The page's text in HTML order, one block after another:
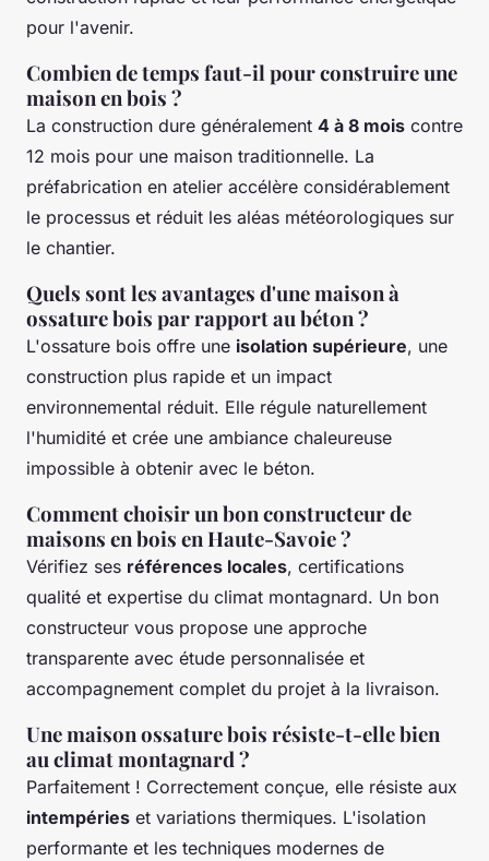
pour l'avenir.
Combien de temps faut-il pour construire une
maison en bois ?
La construction dure généralement 4 à 8 mois contre
12 mois pour une maison traditionnelle. La
préfabrication en atelier accélère considérablement
le processus et réduit les aléas météorologiques sur
le chantier.
Quels sont les avantages d'une maison à
ossature bois par rapport au béton ?
L'ossature bois offre une isolation supérieure, une
construction plus rapide et un impact
environnemental réduit. Elle régule naturellement
l'humidité et crée une ambiance chaleureuse
impossible à obtenir avec le béton.
Comment choisir un bon constructeur de
maisons en bois en Haute-Savoie ?
Vérifiez ses références locales, certifications
qualité et expertise du climat montagnard. Un bon
constructeur vous propose une approche
transparente avec étude personnalisée et
accompagnement complet du projet à la livraison.
Une maison ossature bois résiste-t-elle bien
au climat montagnard ?
Parfaitement ! Correctement conçue, elle résiste aux
intempéries et variations thermiques. L'isolation
performante et les techniques modernes de